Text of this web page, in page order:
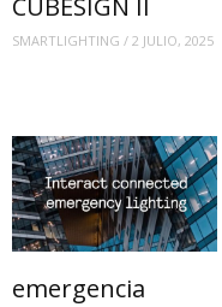
CUBESIGN II
SMARTLIGHTING / 2 JULIO, 2025
emergencia